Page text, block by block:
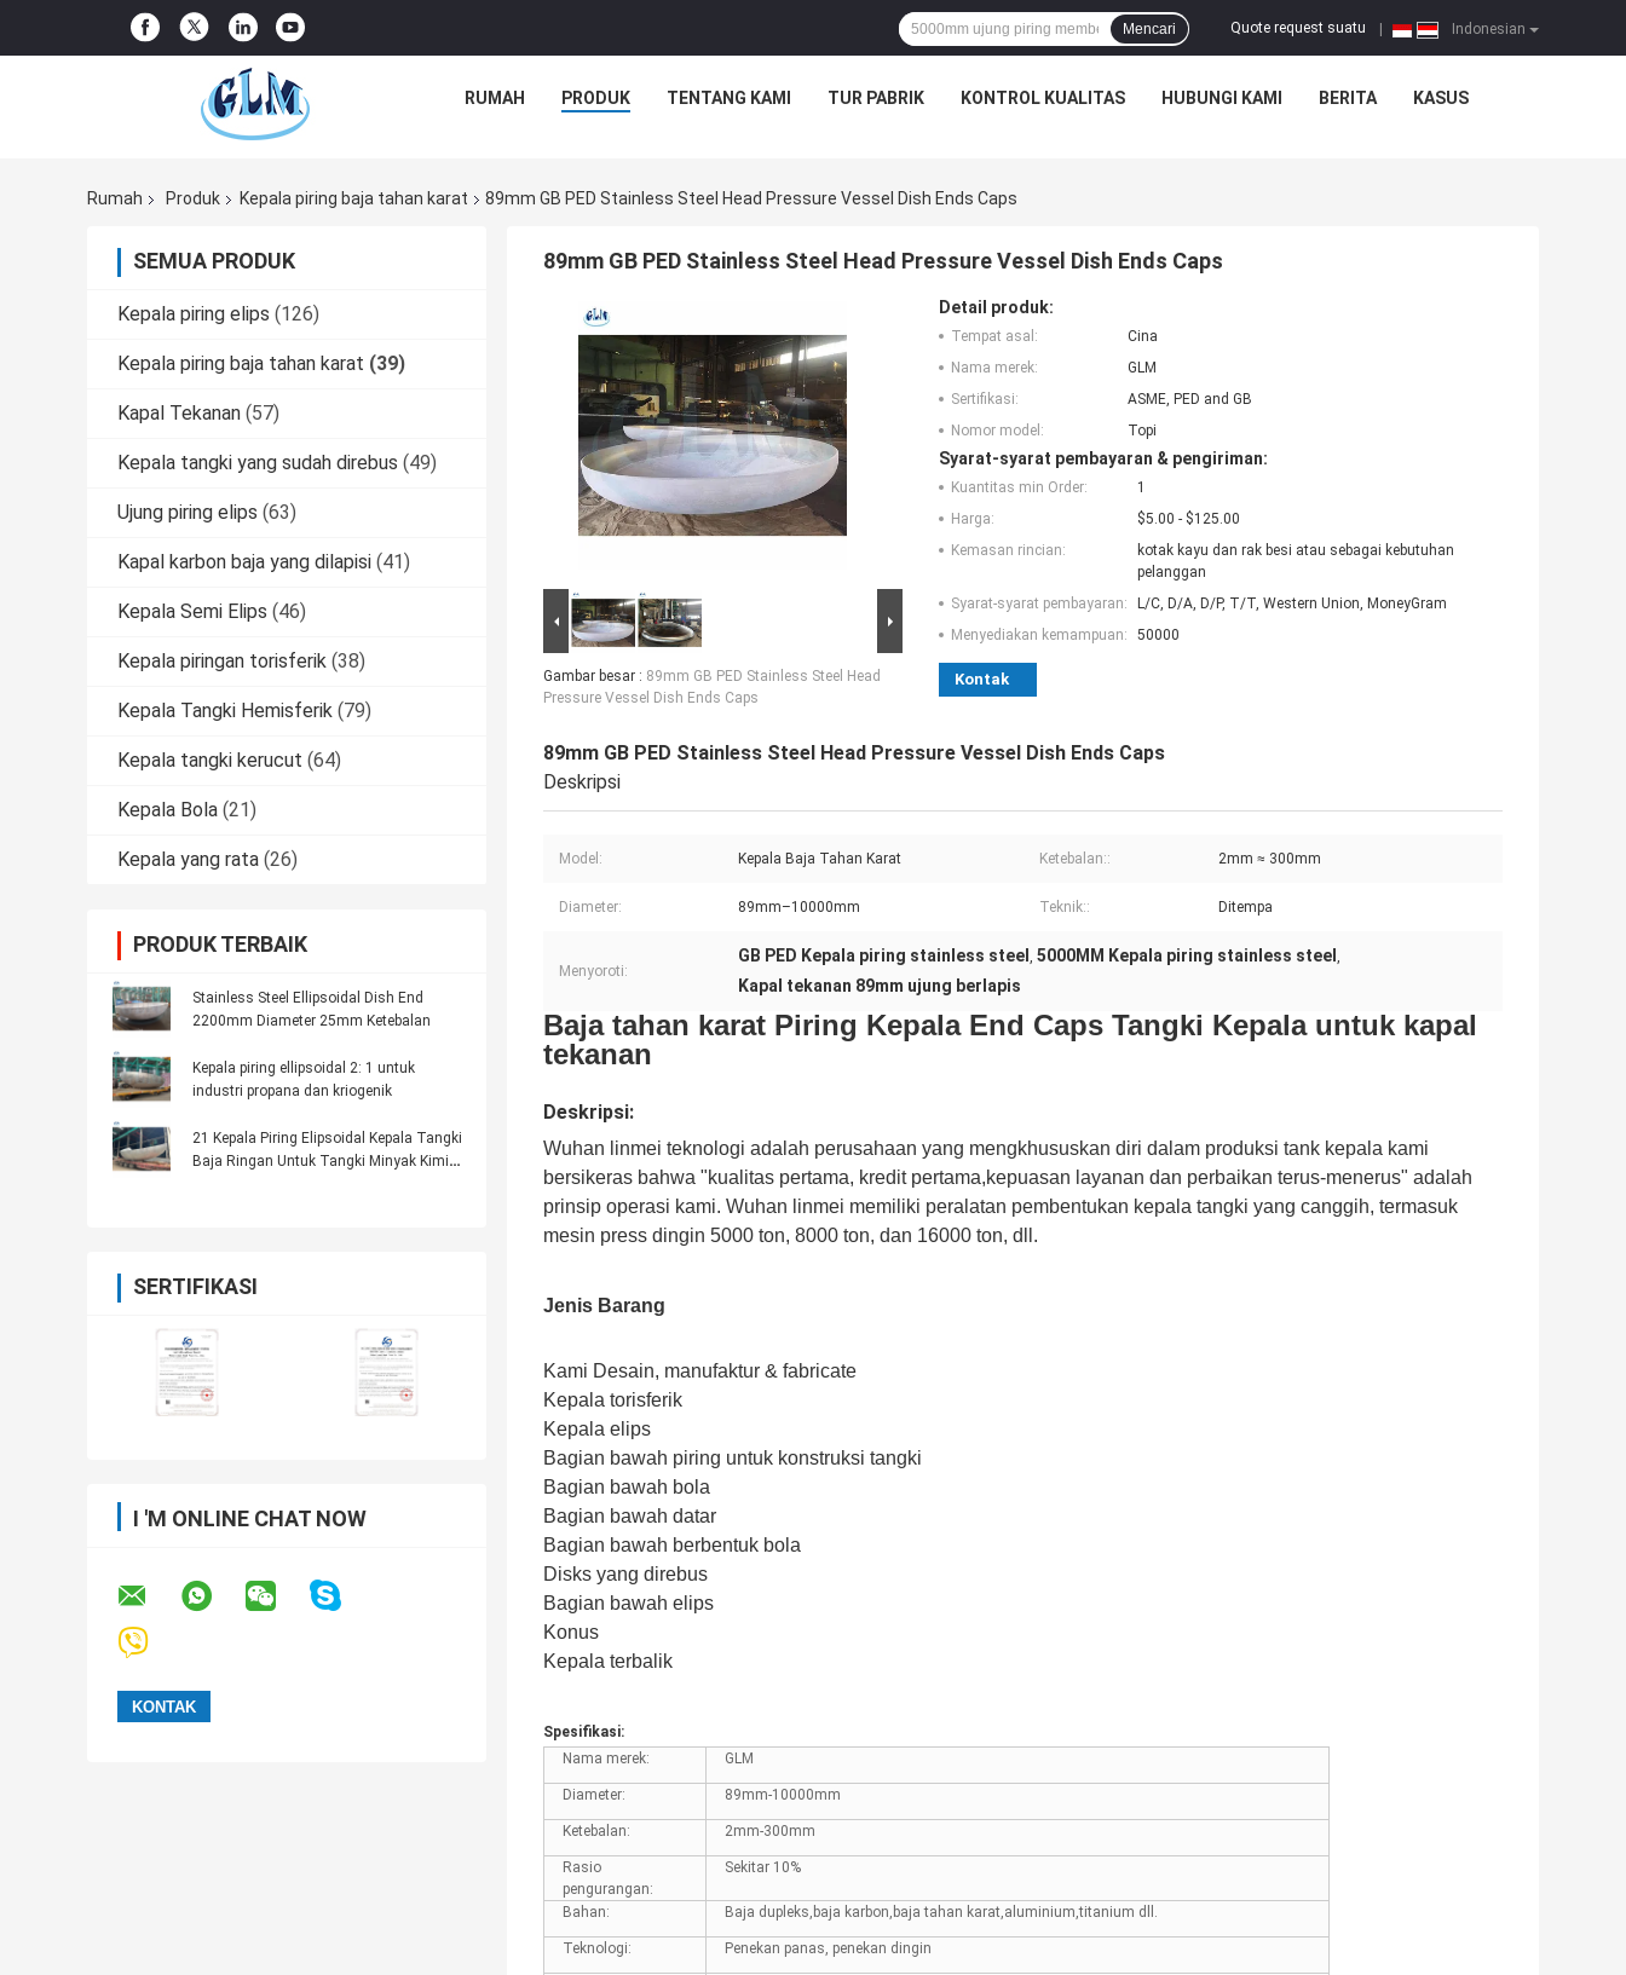
Indonesian
Quote request suatu
Mencari
RUMAH PRODUK TENTANG KAMI TUR PABRIK KONTROL KUALITAS HUBUNGI KAMI BERITA KASUS
Rumah Produk Kepala piring baja tahan karat 89mm GB PED Stainless Steel Head Pressure Vessel Dish Ends Caps
SEMUA PRODUK
Kepala piring elips (126)
Kepala piring baja tahan karat (39)
Kapal Tekanan (57)
Kepala tangki yang sudah direbus (49)
Ujung piring elips (63)
Kapal karbon baja yang dilapisi (41)
Kepala Semi Elips (46)
Kepala piringan torisferik (38)
Kepala Tangki Hemisferik (79)
Kepala tangki kerucut (64)
Kepala Bola (21)
Kepala yang rata (26)
PRODUK TERBAIK
Stainless Steel Ellipsoidal Dish End
2200mm Diameter 25mm Ketebalan
Kepala piring ellipsoidal 2: 1 untuk
industri propana dan kriogenik
21 Kepala Piring Elipsoidal Kepala Tangki
Baja Ringan Untuk Tangki Minyak Kimia
SERTIFIKASI
I 'M ONLINE CHAT NOW
89mm GB PED Stainless Steel Head Pressure Vessel Dish Ends Caps
Gambar besar : 89mm GB PED Stainless Steel Head
Pressure Vessel Dish Ends Caps
Detail produk:
Tempat asal:
Cina
Nama merek:
GLM
Sertifikasi:
ASME, PED and GB
Nomor model:
Topi
Syarat-syarat pembayaran & pengiriman:
Kuantitas min Order:
1
Harga:
$5.00 - $125.00
Kemasan rincian:
kotak kayu dan rak besi atau sebagai kebutuhan
pelanggan
Syarat-syarat pembayaran:
L/C, D/A, D/P, T/T, Western Union, MoneyGram
Menyediakan kemampuan:
50000
Kontak
89mm GB PED Stainless Steel Head Pressure Vessel Dish Ends Caps
Deskripsi
Model: Kepala Baja Tahan Karat Ketebalan:: 2mm ≈ 300mm
Diameter: 89mm–10000mm Teknik:: Ditempa
Menyoroti:
GB PED Kepala piring stainless steel , 5000MM Kepala piring stainless steel ,
Kapal tekanan 89mm ujung berlapis
Baja tahan karat Piring Kepala End Caps Tangki Kepala untuk kapal
tekanan
Deskripsi:
Wuhan linmei teknologi adalah perusahaan yang mengkhususkan diri dalam produksi tank kepala kami
bersikeras bahwa "kualitas pertama, kredit pertama,kepuasan layanan dan perbaikan terus-menerus" adalah
prinsip operasi kami. Wuhan linmei memiliki peralatan pembentukan kepala tangki yang canggih, termasuk
mesin press dingin 5000 ton, 8000 ton, dan 16000 ton, dll.
Jenis Barang
Kami Desain, manufaktur & fabricate
Kepala torisferik
Kepala elips
Bagian bawah piring untuk konstruksi tangki
Bagian bawah bola
Bagian bawah datar
Bagian bawah berbentuk bola
Disks yang direbus
Bagian bawah elips
Konus
Kepala terbalik
Spesifikasi:
Nama merek:
GLM
Diameter: 89mm-10000mm
Ketebalan: 2mm-300mm
Rasio
pengurangan:
Sekitar 10%
Bahan: Baja dupleks,baja karbon,baja tahan karat,aluminium,titanium dll.
Teknologi: Penekan panas, penekan dingin